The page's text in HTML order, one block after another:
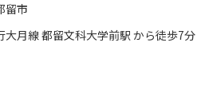
留市
大月線 都留文科大学前駅 から徒歩7分